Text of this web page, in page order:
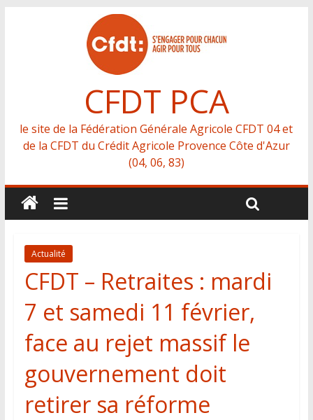
CFDT PCA
le site de la Fédération Générale Agricole CFDT 04 et
de la CFDT du Crédit Agricole Provence Côte d'Azur
(04, 06, 83)
Actualité
CFDT – Retraites : mardi
7 et samedi 11 février,
face au rejet massif le
gouvernement doit
retirer sa réforme